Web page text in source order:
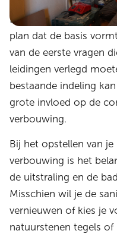
Een badkamer
plan dat de basis
van de eerste vragen
leidingen verlegd
bestaande indeling
grote invloed op de
verbouwing.
Bij het opstellen van
verbouwing is het
de uitstraling en de
Misschien wil je de
vernieuwen of kies je
natuurstenen tegels